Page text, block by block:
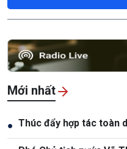
Mới nhất
● Thúc đẩy hợp tác toàn